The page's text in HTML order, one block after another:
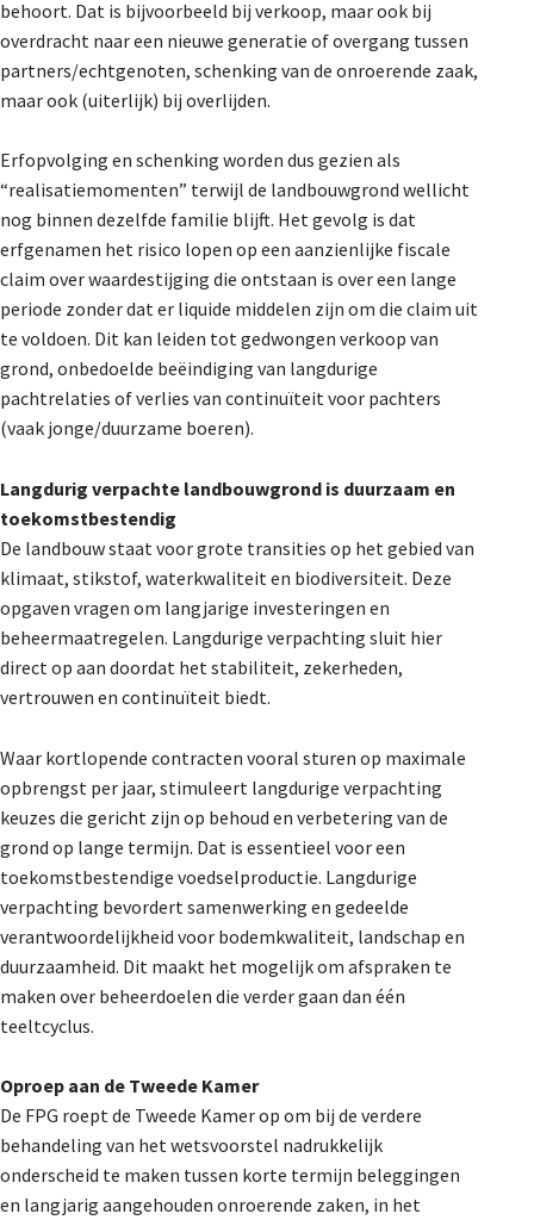
behoort. Dat is bijvoorbeeld bij verkoop, maar ook bij
overdracht naar een nieuwe generatie of overgang tussen
partners/echtgenoten, schenking van de onroerende zaak,
maar ook (uiterlijk) bij overlijden.
Erfopvolging en schenking worden dus gezien als
“realisatiemomenten” terwijl de landbouwgrond wellicht
nog binnen dezelfde familie blijft. Het gevolg is dat
erfgenamen het risico lopen op een aanzienlijke fiscale
claim over waardestijging die ontstaan is over een lange
periode zonder dat er liquide middelen zijn om die claim uit
te voldoen. Dit kan leiden tot gedwongen verkoop van
grond, onbedoelde beëindiging van langdurige
pachtrelaties of verlies van continuïteit voor pachters
(vaak jonge/duurzame boeren).
Langdurig verpachte landbouwgrond is duurzaam en
toekomstbestendig
De landbouw staat voor grote transities op het gebied van
klimaat, stikstof, waterkwaliteit en biodiversiteit. Deze
opgaven vragen om langjarige investeringen en
beheermaatregelen. Langdurige verpachting sluit hier
direct op aan doordat het stabiliteit, zekerheden,
vertrouwen en continuïteit biedt.
Waar kortlopende contracten vooral sturen op maximale
opbrengst per jaar, stimuleert langdurige verpachting
keuzes die gericht zijn op behoud en verbetering van de
grond op lange termijn. Dat is essentieel voor een
toekomstbestendige voedselproductie. Langdurige
verpachting bevordert samenwerking en gedeelde
verantwoordelijkheid voor bodemkwaliteit, landschap en
duurzaamheid. Dit maakt het mogelijk om afspraken te
maken over beheerdoelen die verder gaan dan één
teeltcyclus.
Oproep aan de Tweede Kamer
De FPG roept de Tweede Kamer op om bij de verdere
behandeling van het wetsvoorstel nadrukkelijk
onderscheid te maken tussen korte termijn beleggingen
en langjarig aangehouden onroerende zaken, in het